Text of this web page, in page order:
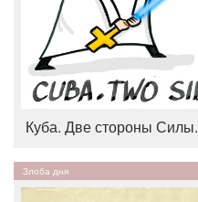
Куба. Две стороны Силы.
Злоба дня